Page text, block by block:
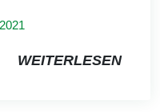
WEITERLESEN